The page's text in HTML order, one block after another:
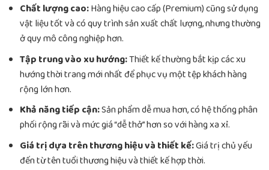
Chất lượng cao:Hàng hiệu cao cấp (Premium) cũng sử dụng
vật liệu tốt và có quy trình sản xuất chất lượng, nhưng thường
ở quy mô công nghiệp hơn.
Tập trung vào xu hướng:Thiết kế thường bắt kịp các xu
hướng thời trang mới nhất để phục vụ một tệp khách hàng
rộng lớn hơn.
Khả năng tiếp cận:Sản phẩm dễ mua hơn, có hệ thống phân
phối rộng rãi và mức giá “dễ thở” hơn so với hàng xa xỉ.
Giá trị dựa trên thương hiệu và thiết kế:Giá trị chủ yếu
đến từ tên tuổi thương hiệu và thiết kế hợp thời.